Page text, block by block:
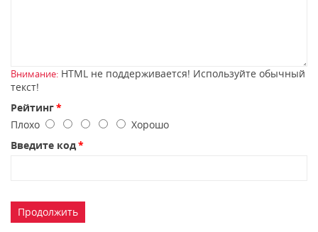
Внимание: HTML не поддерживается! Используйте обычный
текст!
Рейтинг
Плохо
Хорошо
Введите код
Продолжить